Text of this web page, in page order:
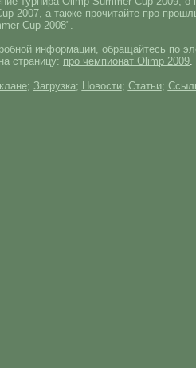
2007, а также прочитайте про
Cup 2008".
информации, обращайтесь по
страницу: про чемпионат Olimp 2009.
; Загрузка; Новости; Статьи;